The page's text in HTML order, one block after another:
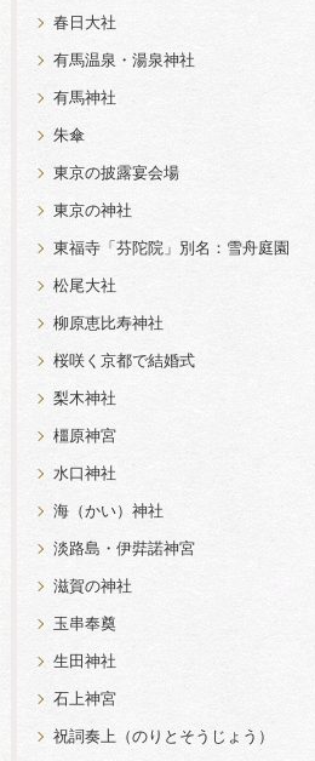
春日大社
有馬温泉・湯泉神社
有馬神社
朱傘
東京の披露宴会場
東京の神社
東福寺「芬陀院」別名：雪舟庭園
松尾大社
柳原恵比寿神社
桜咲く京都で結婚式
梨木神社
橿原神宮
水口神社
海（かい）神社
淡路島・伊弉諾神宮
滋賀の神社
玉串奉奠
生田神社
石上神宮
祝詞奏上（のりとそうじょう）